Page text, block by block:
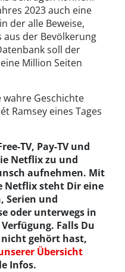
2023 auch eine
der alle Beweise,
aus der Bevölkerung
soll der
Million Seiten
wahre Geschichte
Ramsey eines Tages
TV, Pay-TV und
Netflix zu und
aufnehmen. Mit
Netflix steht Dir eine
Serien und
oder unterwegs in
Falls Du
gehört hast,
Übersicht
Infos.